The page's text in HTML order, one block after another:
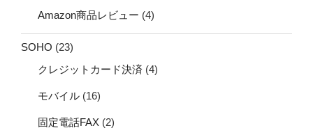
Amazon商品レビュー (4)
SOHO (23)
クレジットカード決済 (4)
モバイル (16)
固定電話FAX (2)